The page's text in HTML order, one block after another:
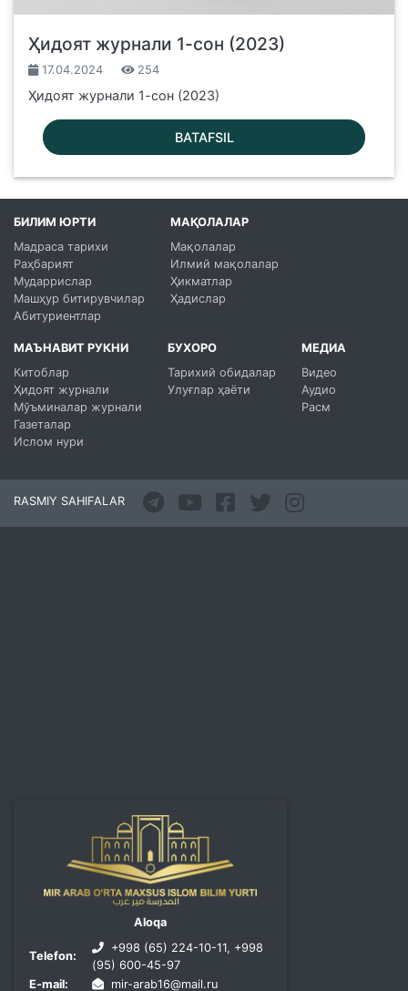
Ҳидоят журнали 1-сон (2023)
17.04.2024 254
Ҳидоят журнали 1-сон (2023)
BATAFSIL
БИЛИМ ЮРТИ
Мадраса тарихи
Раҳбарият
Мударрислар
Машҳур битирувчилар
Абитуриентлар
МАҚОЛАЛАР
Мақолалар
Илмий мақолалар
Ҳикматлар
Ҳадислар
МАЪНАВИТ РУКНИ
Китоблар
Ҳидоят журнали
Мўъминалар журнали
Газеталар
Ислом нури
БУХОРО
Тарихий обидалар
Улуғлар ҳаёти
МЕДИА
Видео
Аудио
Расм
RASMIY SAHIFALAR
Aloqa
Telefon:
+998 (65) 224-10-11, +998
(95) 600-45-97
E-mail:
mir-arab16@mail.ru